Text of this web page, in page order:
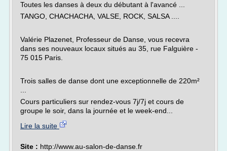
Toutes les danses à deux du débutant à l'avancé ...
TANGO, CHACHACHA, VALSE, ROCK, SALSA ....
Valérie Plazenet, Professeur de Danse, vous recevra
dans ses nouveaux locaux situés au 35, rue Falguière -
75 015 Paris.
Trois salles de danse dont une exceptionnelle de 220m²
Cours particuliers sur rendez-vous 7j/7j et cours de
groupe le soir, dans la journée et le week-end...
Lire la suite
Site : http://www.au-salon-de-danse.fr